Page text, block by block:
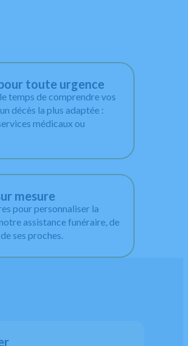
toute urgence
temps de comprendre vos
décès la plus adaptée :
médicaux ou
mesure
pour personnaliser la
assistance funéraire, de
ses proches.